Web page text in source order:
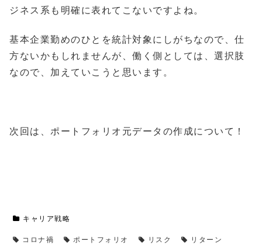
ジネス系も明確に表れてこないですよね。
基本企業勤めのひとを統計対象にしがちなので、仕
方ないかもしれませんが、働く側としては、選択肢
なので、加えていこうと思います。
次回は、ポートフォリオ元データの作成について！
キャリア戦略
コロナ禍 ポートフォリオ リスク
リターン